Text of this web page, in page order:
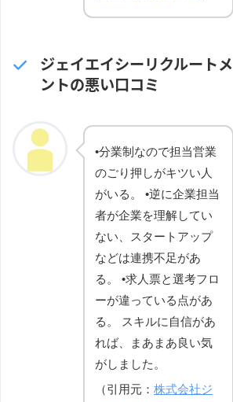
ジェイエイシーリクルートメ
ントの悪い口コミ
•分業制なので担当営業
のごり押しがキツい人
がいる。 •逆に企業担当
者が企業を理解してい
ない、スタートアップ
などは連携不足があ
る。 •求人票と選考フロ
ーが違っている点があ
る。 スキルに自信があ
れば、まあまあ良い気
がしました。
（引用元： 株式会社ジ